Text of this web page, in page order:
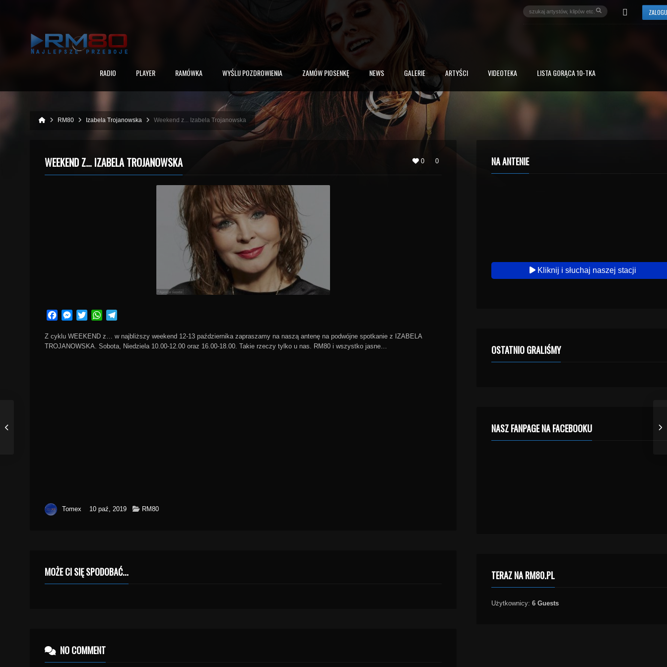
RADIO PLAYER RAMÓWKA WYŚLIJ POZDROWIENIA ZAMÓW PIOSENKĘ NEWS GALERIE ARTYŚCI VIDEOTEKA LISTA GORĄCA 10-TKA
RM80 Izabela Trojanowska Weekend z... Izabela Trojanowska
0 0
WEEKEND Z… IZABELA TROJANOWSKA
FacebookMessenger
TwitterWhatsApp
Z cyklu WEEKEND z… w najbliższy weekend 12-13 października zapraszamy na naszą antenę na podwójne spotkanie z IZABELA
TROJANOWSKA. Sobota, Niedziela 10.00-12.00 oraz 16.00-18.00. Takie rzeczy tylko u nas. RM80 i wszystko jasne…
Tomex 10 paź, 2019 RM80
MOŻE CI SIĘ SPODOBAĆ...
NO COMMENT
NA ANTENIE
Kliknij i słuchaj naszej stacji
OSTATNIO GRALIŚMY
NASZ FANPAGE NA FACEBOOKU
TERAZ NA RM80.PL
Użytkownicy: 6 Guests